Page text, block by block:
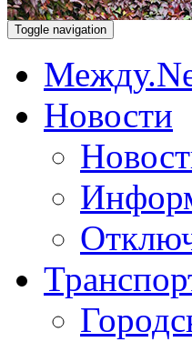
Toggle navigation
Новости